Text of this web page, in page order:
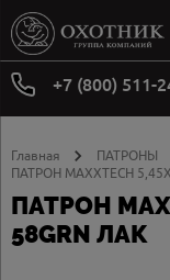
+7 (800) 511-
Главная ПАТРОНЫ
ПАТРОН MAXXTECH
ПАТРОН
58GRN ЛАК